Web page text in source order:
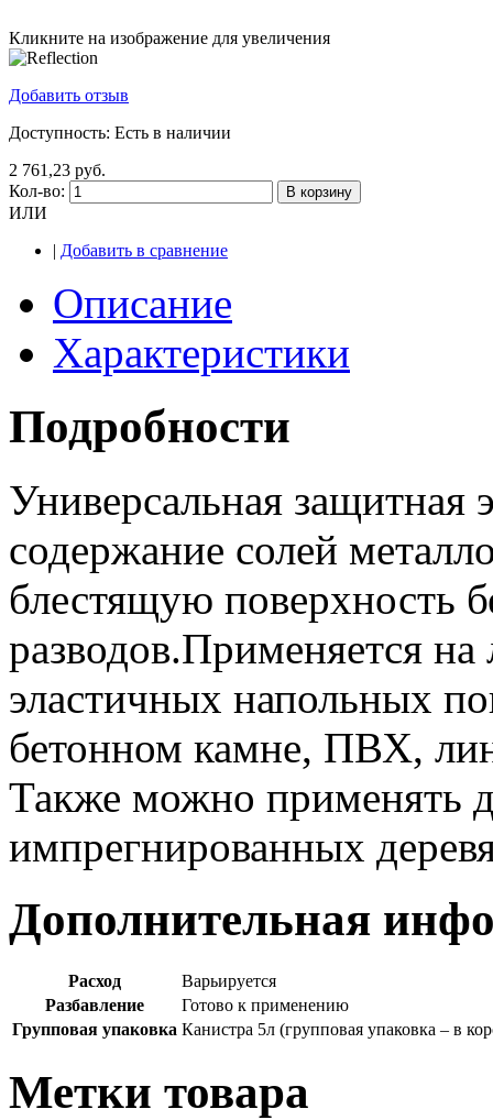
Кликните на изображение для увеличения
Добавить отзыв
Доступность: Есть в наличии
2 761,23 руб.
Кол-во:
В корзину
ИЛИ
| Добавить в сравнение
Описание
Характеристики
Подробности
Универсальная
содержание солей
блестящую поверхность
разводов.Применяется
эластичных напольных
бетонном камне, ПВХ,
Также можно применять
импрегнированных
Дополнительная
Расход
Варьируется
Разбавление
Готово к применению
Групповая упаковка Канистра 5л (групповая упаковка – в
Метки товара